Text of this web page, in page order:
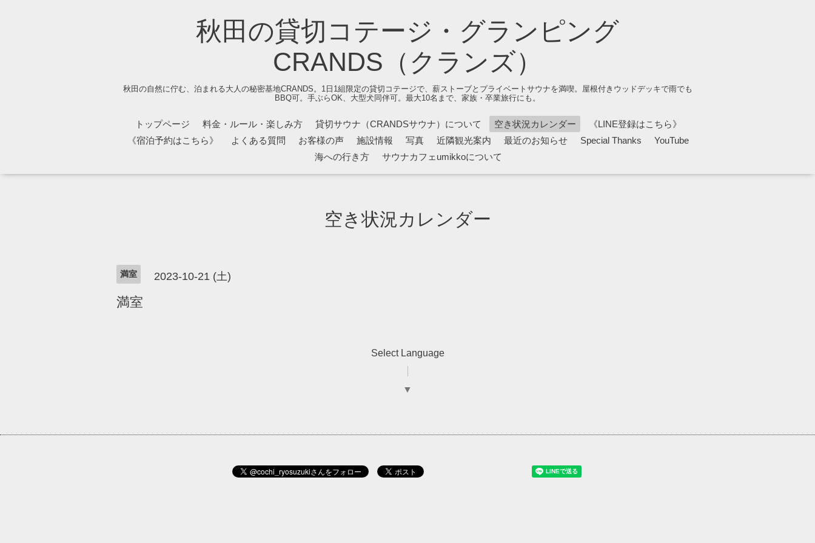
秋田の貸切コテージ・グランピング
CRANDS（クランズ）
秋田の自然に佇む、泊まれる大人の秘密基地CRANDS。1日1組限定の貸切コテージで、薪ストーブとプライベートサウナを満喫。屋根付きウッドデッキで雨でも
BBQ可。手ぶらOK、大型犬同伴可。最大10名まで、家族・卒業旅行にも。
トップページ 料金・ルール・楽しみ方 貸切サウナ（CRANDSサウナ）について 空き状況カレンダー
《LINE登録はこちら》
《宿泊予約はこちら》
よくある質問 お客様の声 施設情報 写真 近隣観光案内 最近のお知らせ Special Thanks
YouTube
海への行き方
サウナカフェumikkoについて
空き状況カレンダー
満室 2023-10-21 (土)
満室
Select Language
▼